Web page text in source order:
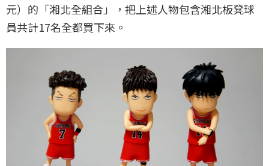
元）的「湘北全組合」，把上述人物包含湘北板凳球
員共計17名全都買下來。